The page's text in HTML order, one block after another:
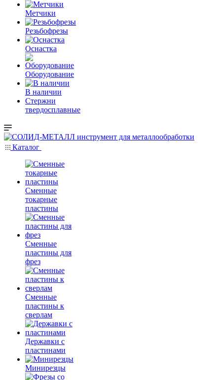
Метчики
Резьбофрезы
Оснастка
Оборудование
В наличии
Стержни
твердосплавные
Каталог
Сменные
токарные
пластины
Сменные
пластины для
фрез
Сменные
пластины к
сверлам
Державки с
пластинами
Минирезцы